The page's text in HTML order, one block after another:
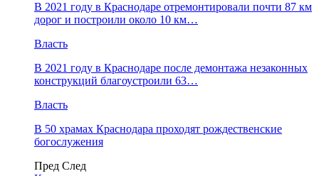
В 2021 году в Краснодаре отремонтировали почти 87 км
дорог и построили около 10 км…
Власть
В 2021 году в Краснодаре после демонтажа незаконных
конструкций благоустроили 63…
Власть
В 50 храмах Краснодара проходят рождественские
богослужения
Пред След